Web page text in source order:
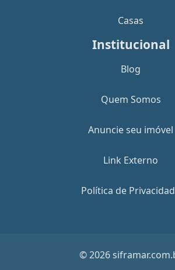
Casas
Institucional
Blog
Quem Somos
Anuncie seu imóvel
Link Externo
Política de
© 2026